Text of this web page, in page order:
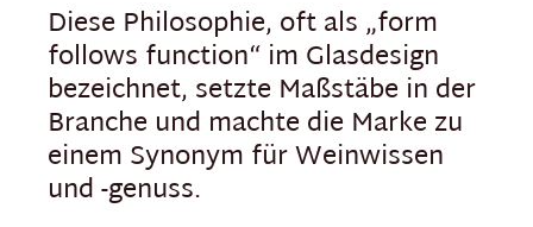
Diese Philosophie, oft als „form
follows function“ im Glasdesign
bezeichnet, setzte Maßstäbe in der
Branche und machte die Marke zu
einem Synonym für Weinwissen
und -genuss.